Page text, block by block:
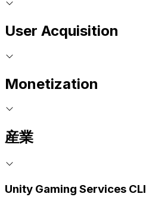
User Acquisition
Monetization
産業
Unity Gaming Services CLI